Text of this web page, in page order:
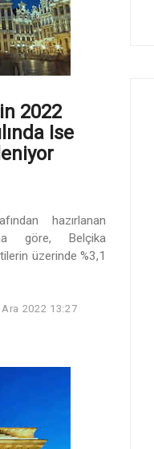
2022
Ise
hazırlanan
göre, Belçika
üzerinde %3,1
2022 13:27